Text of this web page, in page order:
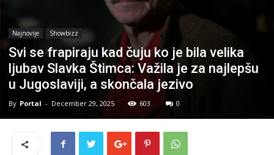
Najnovije Showbizz
Svi se frapiraju kad čuju ko je bila velika
ljubav Slavka Štimca: Važila je za najlepšu
u Jugoslaviji, a skončala jezivo
By Portal - December 29, 2025 603 0